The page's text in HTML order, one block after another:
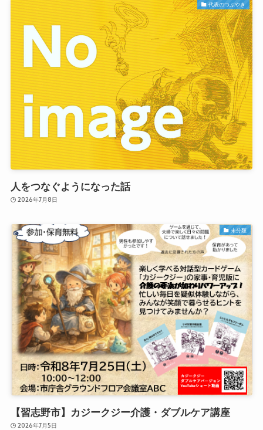
代表のつぶやき
人をつなぐようになった話
2026年7月8日
未分類
【習志野市】カジークジー介護・ダブルケア講座
2026年7月5日